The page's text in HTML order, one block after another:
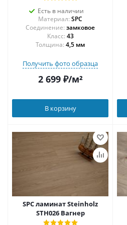
Есть в наличии
Материал: SPC
Соединение: замковое
43
Толщина: 4,5 мм
Получить фото образца
2 699₽/м²
В корзину
SPC ламинат Steinholz
STH026 Вагнер